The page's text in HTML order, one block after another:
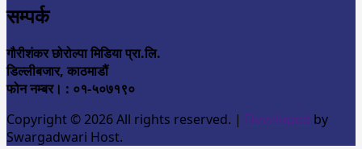
सम्पर्क
गौरीशंकर छोरोल्पा मिडिया प्रा.लि.
डिल्लीबजार, काठमाडौं
फोन नम्बर। : ०१-५०७१९०
Copyright © 2026 All rights reserved. | Developed by
Swargadwari Host.